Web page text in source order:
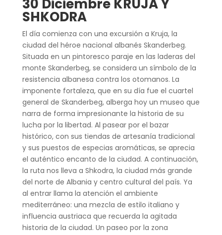
30 Diciembre KRUJA Y
SHKODRA
El día comienza con una excursión a Kruja, la
ciudad del héroe nacional albanés Skanderbeg.
Situada en un pintoresco paraje en las laderas del
monte Skanderbeg, se considera un símbolo de la
resistencia albanesa contra los otomanos. La
imponente fortaleza, que en su día fue el cuartel
general de Skanderbeg, alberga hoy un museo que
narra de forma impresionante la historia de su
lucha por la libertad. Al pasear por el bazar
histórico, con sus tiendas de artesanía tradicional
y sus puestos de especias aromáticas, se aprecia
el auténtico encanto de la ciudad. A continuación,
la ruta nos lleva a Shkodra, la ciudad más grande
del norte de Albania y centro cultural del país. Ya
al entrar llama la atención el ambiente
mediterráneo: una mezcla de estilo italiano y
influencia austriaca que recuerda la agitada
historia de la ciudad. Un paseo por la zona